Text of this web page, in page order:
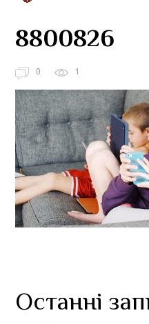
8800826
0 1
Останні